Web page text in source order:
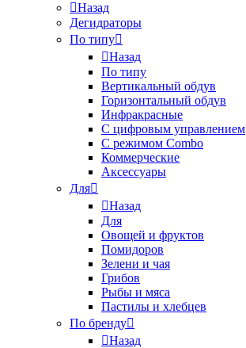
Назад
Дегидраторы
По типу
Назад
По типу
Вертикальный обдув
Горизонтальный обдув
Инфракрасные
С цифровым управлением
С режимом Combo
Коммерческие
Аксессуары
Для
Назад
Для
Овощей и фруктов
Помидоров
Зелени и чая
Грибов
Рыбы и мяса
Пастилы и хлебцев
По бренду
Назад